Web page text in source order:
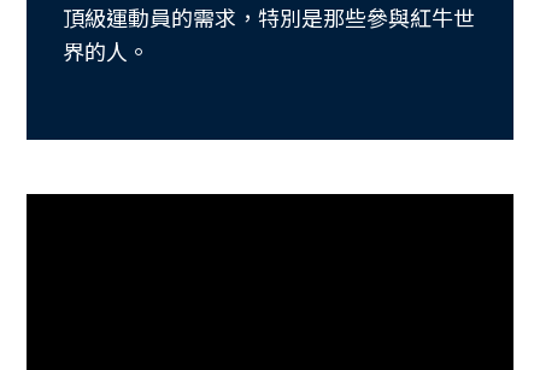
頂級運動員的需求，特別是那些參與紅牛世
界的人。